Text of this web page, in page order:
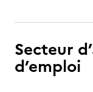
Secteur
d’emploi